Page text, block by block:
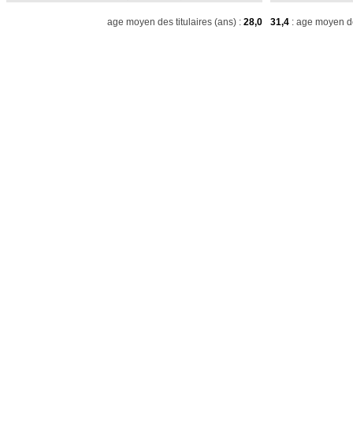
age moyen des titulaires (ans) : 28,0 31,4 : age moyen